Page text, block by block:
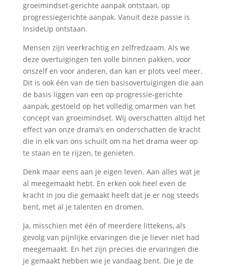
groeimindset-gerichte aanpak ontstaan, op
progressiegerichte aanpak. Vanuit deze passie is
InsideUp ontstaan.
Mensen zijn veerkrachtig en zelfredzaam. Als we
deze overtuigingen ten volle binnen pakken, voor
onszelf en voor anderen, dan kan er plots veel meer.
Dit is ook één van de tien basisovertuigingen die aan
de basis liggen van een op progressie-gerichte
aanpak, gestoeld op het volledig omarmen van het
concept van groeimindset. Wij overschatten altijd het
effect van onze drama’s en onderschatten de kracht
die in elk van ons schuilt om na het drama weer op
te staan en te rijzen, te genieten.
Denk maar eens aan je eigen leven. Aan alles wat je
al meegemaakt hebt. En erken ook heel even de
kracht in jou die gemaakt heeft dat je er nog steeds
bent, met al je talenten en dromen.
Ja, misschien met één of meerdere littekens, als
gevolg van pijnlijke ervaringen die je liever niet had
meegemaakt. En het zijn precies die ervaringen die
je gemaakt hebben wie je vandaag bent. Die je de